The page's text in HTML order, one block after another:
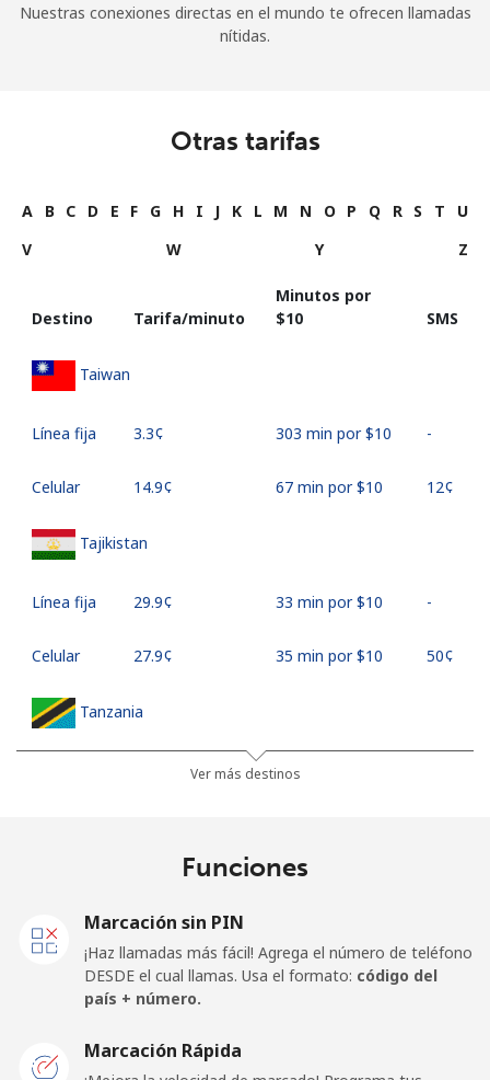
Nuestras conexiones directas en el mundo te ofrecen llamadas
nítidas.
Otras tarifas
A B C D E F G H I J K L M N O P Q R S T
U
V
W Y Z
Destino Tarifa/minuto
Minutos por
⁦$10⁩
SMS
Taiwan
Línea fija ⁦3.3¢⁩ 303 min por ⁦$10⁩ -
Celular ⁦14.9¢⁩ 67 min por ⁦$10⁩ ⁦12¢⁩
Tajikistan
Línea fija ⁦29.9¢⁩ 33 min por ⁦$10⁩ -
Celular ⁦27.9¢⁩ 35 min por ⁦$10⁩ ⁦50¢⁩
Tanzania
25 min por ⁦$10⁩
Línea fija
⁦3.5¢⁩
Togo
Ver más destinos
Funciones
Marcación sin PIN
¡Haz llamadas más fácil! Agrega el número de teléfono
DESDE el cual llamas. Usa el formato: código del
país + número.
Marcación Rápida